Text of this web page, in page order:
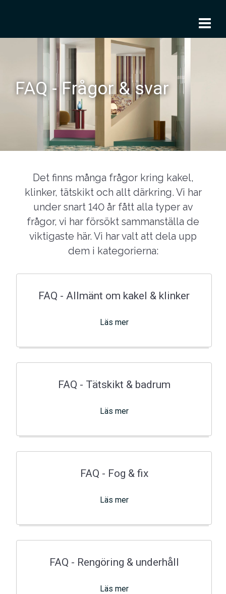
FAQ - Frågor & svar
Det finns många frågor kring kakel,
klinker, tätskikt och allt därkring. Vi har
under snart 140 år fått alla typer av
frågor, vi har försökt sammanställa de
viktigaste här. Vi har valt att dela upp
dem i kategorierna:
FAQ - Allmänt om kakel & klinker
Läs mer
FAQ - Tätskikt & badrum
Läs mer
FAQ - Fog & fix
Läs mer
FAQ - Rengöring & underhåll
Läs mer